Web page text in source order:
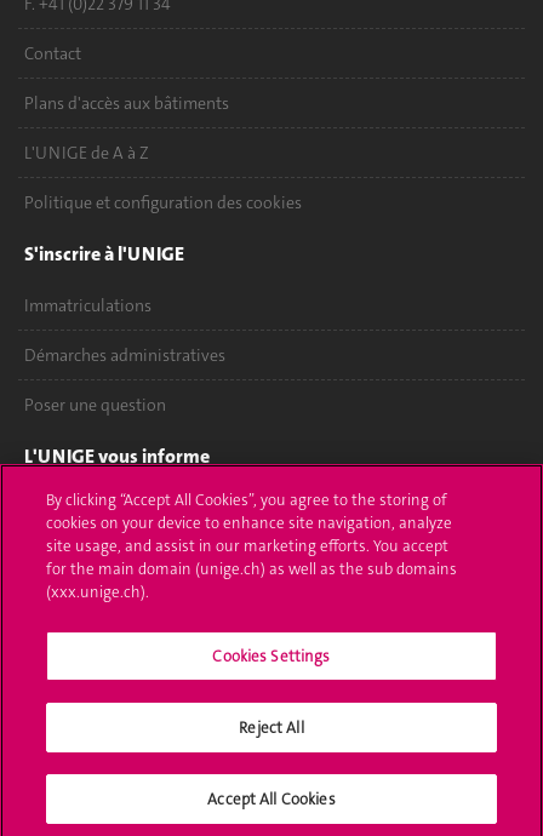
Contact
Plans d'accès aux bâtiments
L'UNIGE de A à Z
Politique et configuration des cookies
S'inscrire à l'UNIGE
Immatriculations
Démarches administratives
Poser une question
L'UNIGE vous informe
UNIGE Mobile
Médias
Offres d'emploi
Calendrier académique
Médias sociaux UNIGE
By clicking “Accept All Cookies”, you agree to the storing of
cookies on your device to enhance site navigation, analyze
site usage, and assist in our marketing efforts. You accept
for the main domain (unige.ch) as well as the sub domains
(xxx.unige.ch).
Cookies Settings
Reject All
Accept All Cookies